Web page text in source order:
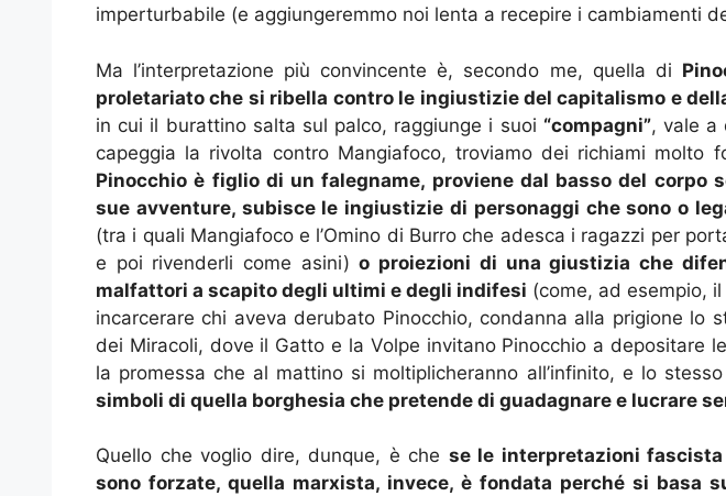
imperturbabile (e aggiungeremmo noi lenta a recepire i cambiamenti
Ma l’interpretazione più convincente è, secondo me, quella di
proletariato che si ribella contro le ingiustizie del capitalismo e
in cui il burattino salta sul palco, raggiunge i suoi “compagni”, vale a
capeggia la rivolta contro Mangiafoco, troviamo dei richiami molto
Pinocchio è figlio di un falegname, proviene dal basso del corpo
sue avventure, subisce le ingiustizie di personaggi che sono o
(tra i quali Mangiafoco e l’Omino di Burro che adesca i ragazzi per
e poi rivenderli come asini)o proiezioni di una giustizia che
malfattori a scapito degli ultimi e degli indifesi (come, ad esempio,
incarcerare chi aveva derubato Pinocchio, condanna alla prigione lo
dei Miracoli, dove il Gatto e la Volpe invitano Pinocchio a depositare
la promessa che al mattino si moltiplicheranno all’infinito, e lo
simboli di quella borghesia che pretende di guadagnare e lucrare
Quello che voglio dire, dunque, è che se le interpretazioni
sono forzate, quella marxista, invece, è fondata perché si basa